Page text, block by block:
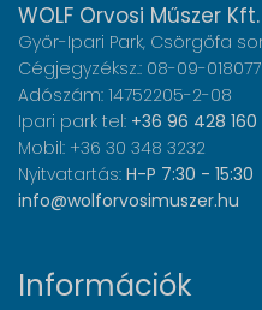
WOLF Orvosi Műszer Kft.
Győr-Ipari Park, Csörgőfa
Cégjegyzéksz.: 08-09-018077
Adószám: 14752205-2-08
Ipari park tel: +36 96 428 160
Mobil: +36 30 348 3232
Nyitvatartás: H-P 7:30 - 15:30
info@wolforvosimuszer.hu
Információk